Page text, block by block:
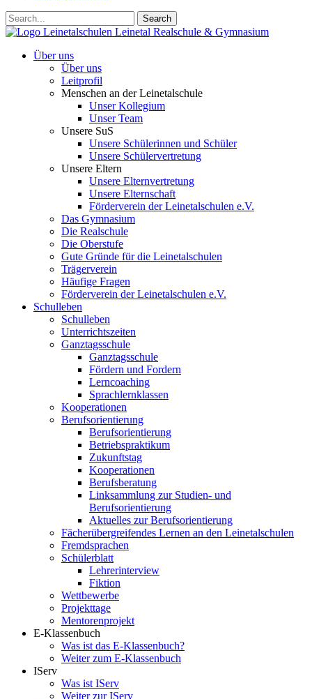
Search
Leinetalschulen Leinetal Realschule & Gymnasium
Über uns
Über uns
Leitprofil
Menschen an der Leinetalschule
Unser Kollegium
Unser Team
Unsere SuS
Unsere Schülerinnen und Schüler
Unsere Schülervertretung
Unsere Eltern
Unsere Elternvertretung
Unsere Elternschaft
Förderverein der Leinetalschulen e.V.
Das Gymnasium
Die Realschule
Die Oberstufe
Gute Gründe für die Leinetalschulen
Trägerverein
Häufige Fragen
Förderverein der Leinetalschulen e.V.
Schulleben
Schulleben
Unterrichtszeiten
Ganztagsschule
Ganztagsschule
Fördern und Fordern
Lerncoaching
Sprachlernklassen
Kooperationen
Berufsorientierung
Berufsorientierung
Betriebspraktikum
Zukunftstag
Kooperationen
Berufsberatung
Linksammlung zur Studien- und
Berufsorientierung
Aktuelles zur Berufsorientierung
Fächerübergreifendes Lernen an den Leinetalschulen
Fremdsprachen
Schülerblatt
Lehrerinterview
Fiktion
Wettbewerbe
Projekttage
Mentorenprojekt
E-Klassenbuch
Was ist das E-Klassenbuch?
Weiter zum E-Klassenbuch
IServ
Was ist IServ
Weiter zur IServ